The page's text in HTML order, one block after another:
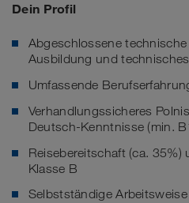
Dein Profil
Abgeschlossene
Ausbildung und
Umfassende
Verhandlungssicheres
Deutsch-Kenntnisse (min.
Reisebereitschaft (ca. 35%)
Klasse B
Selbstständige Arbeitsweise